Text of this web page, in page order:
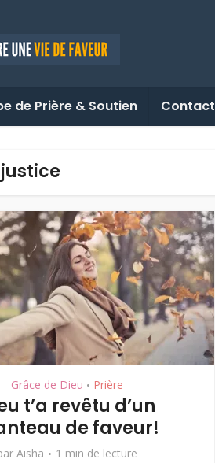
de Prière & Soutien Contact
Grâce de Dieu • Prière
t’a revêtu d’un
de faveur!
Aisha
1 min de lecture